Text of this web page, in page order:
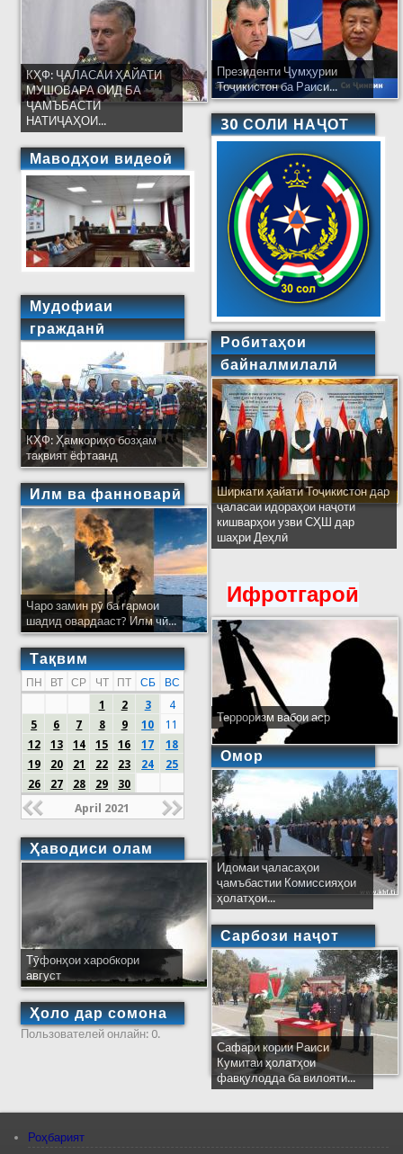
КҲФ: ҶАЛАСАИ ҲАЙАТИ
МУШОВАРА ОИД БА
ҶАМЪБАСТИ
НАТИҶАҲОИ...
Маводҳои видеоӣ
Мудофиаи
гражданӣ
КҲФ: Ҳамкориҳо бозҳам
тақвият ёфтаанд
Илм ва фанноварӣ
Чаро замин рӯ ба гармои
шадид овардааст? Илм чӣ...
Тақвим
ПН ВТ СР ЧТ ПТ СБ
ВС
1
2 3
4
5
6 7 8 9 10
11
12
13 14 15 16 17
18
19
20 21 22 23 24
25
26
27 28 29 30
April 2021
Ҳаводиси олам
Тӯфонҳои харобкори
август
Ҳоло дар сомона
Пользователей онлайн: 0.
Президенти Ҷумҳурии
Тоҷикистон ба Раиси...
30 СОЛИ НАҶОТ
Робитаҳои
байналмилалӣ
Ширкати ҳайати Тоҷикистон дар
ҷаласаи идораҳои наҷоти
кишварҳои узви СҲШ дар
шаҳри Деҳлӣ
Ифротгароӣ
Терроризм вабои аср
Омор
Идомаи ҷаласаҳои
ҷамъбастии Комиссияҳои
ҳолатҳои...
Сарбози наҷот
Сафари кории Раиси
Кумитаи ҳолатҳои
фавқулодда ба вилояти...
Роҳбарият